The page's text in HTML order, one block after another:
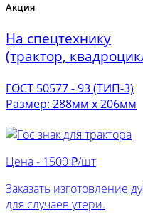
Акция
На спецтехнику
(трактор,
ГОСТ 50577 - 93 (ТИП-3)
Размер: 288мм х 206мм
Цена - 1500 ₽/шт
Заказать изготовление
для случаев утери.